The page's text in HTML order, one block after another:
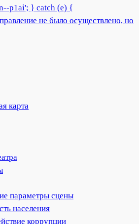
карта
параметры сцены
населения
коррупции